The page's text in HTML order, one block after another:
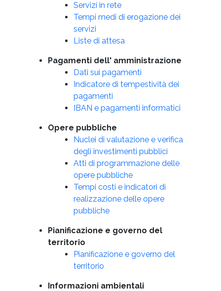
Servizi in rete
Tempi medi di erogazione dei
servizi
Liste di attesa
Pagamenti dell' amministrazione
Dati sui pagamenti
Indicatore di tempestività dei
pagamenti
IBAN e pagamenti informatici
Opere pubbliche
Nuclei di valutazione e verifica
degli investimenti pubblici
Atti di programmazione delle
opere pubbliche
Tempi costi e indicatori di
realizzazione delle opere
pubbliche
Pianificazione e governo del
territorio
Pianificazione e governo del
territorio
Informazioni ambientali